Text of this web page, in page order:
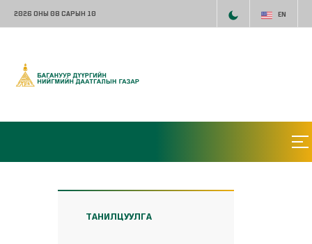
2026 ОНЫ 08 САРЫН 10 EN
ТАНИЛЦУУЛГА